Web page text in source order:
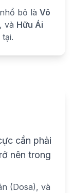
bỏ là Vô
và Hữu Ái
cần phải
nên trong
(Dosa), và